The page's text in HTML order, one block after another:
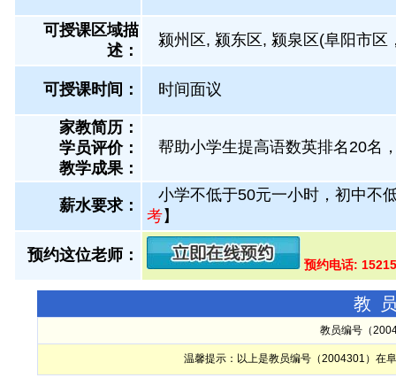
可授课区域描
述：
颍州区, 颍东区, 颍泉区(阜阳市区
可授课时间： 时间面议
家教简历：
学员评价：
教学成果：
帮助小学生提高语数英排名20名
薪水要求：
小学不低于50元一小时，初中不
考】
预约这位老师：
预约电话:
教
教员编号（
温馨提示：以上是教员编号（2004301）在